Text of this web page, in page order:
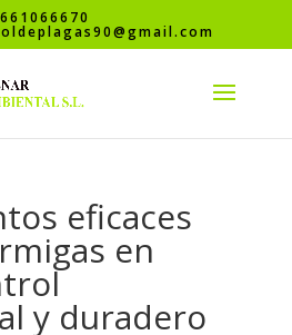
661066670
eficaces
en
y duradero